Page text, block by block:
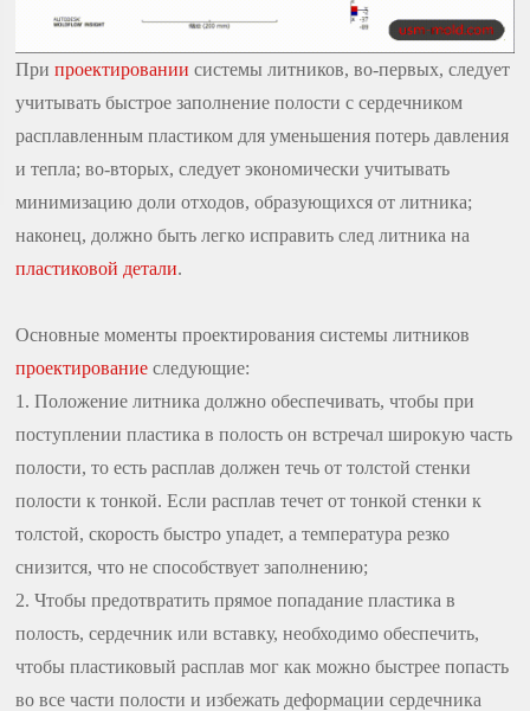
Припроектировании системы литников, во-первых, следует
учитывать быстрое заполнение полости с сердечником
расплавленным пластиком для уменьшения потерь давления
и тепла; во-вторых, следует экономически учитывать
минимизацию доли отходов, образующихся от литника;
наконец, должно быть легко исправить след литника на
пластиковой детали.
Основные моменты проектирования системы литников
проектирование следующие:
1. Положение литника должно обеспечивать, чтобы при
поступлении пластика в полость он встречал широкую часть
полости, то есть расплав должен течь от толстой стенки
полости к тонкой. Если расплав течет от тонкой стенки к
толстой, скорость быстро упадет, а температура резко
снизится, что не способствует заполнению;
2. Чтобы предотвратить прямое попадание пластика в
полость, сердечник или вставку, необходимо обеспечить,
чтобы пластиковый расплав мог как можно быстрее попасть
во все части полости и избежать деформации сердечника